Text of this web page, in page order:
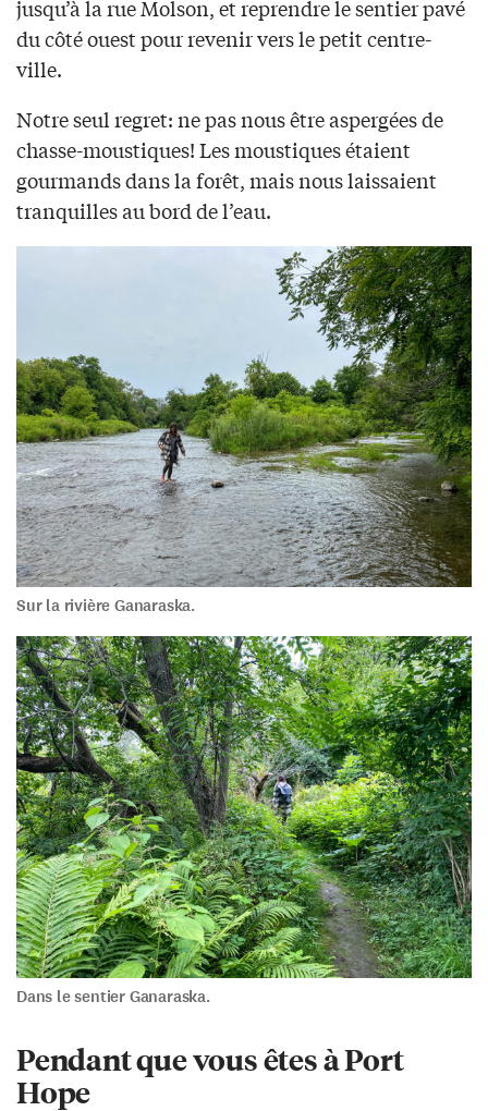
jusqu’à la rue Molson, et reprendre le sentier pavé
du côté ouest pour revenir vers le petit centre-
ville.
Notre seul regret: ne pas nous être aspergées de
chasse-moustiques! Les moustiques étaient
gourmands dans la forêt, mais nous laissaient
tranquilles au bord de l’eau.
Sur la rivière Ganaraska.
Dans le sentier Ganaraska.
Pendant que vous êtes à Port
Hope